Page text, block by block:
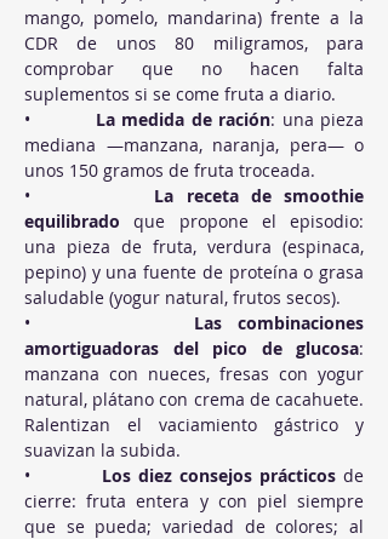
mango, pomelo, mandarina) frente a la
CDR de unos 80 miligramos, para
comprobar que no hacen falta
suplementos si se come fruta a diario.
• La medida de ración: una pieza
mediana —manzana, naranja, pera— o
unos 150 gramos de fruta troceada.
• La receta de smoothie
equilibrado que propone el episodio:
una pieza de fruta, verdura (espinaca,
pepino) y una fuente de proteína o grasa
saludable (yogur natural, frutos secos).
• Las combinaciones
amortiguadoras del pico de glucosa:
manzana con nueces, fresas con yogur
natural, plátano con crema de cacahuete.
Ralentizan el vaciamiento gástrico y
suavizan la subida.
• Los diez consejos prácticos de
cierre: fruta entera y con piel siempre
que se pueda; variedad de colores; al